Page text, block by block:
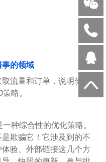
的领域
流量和订单，说明你，
略。
种综合性的优化策略。
欺骗它！它涉及到的不
验、外部链接这几个方